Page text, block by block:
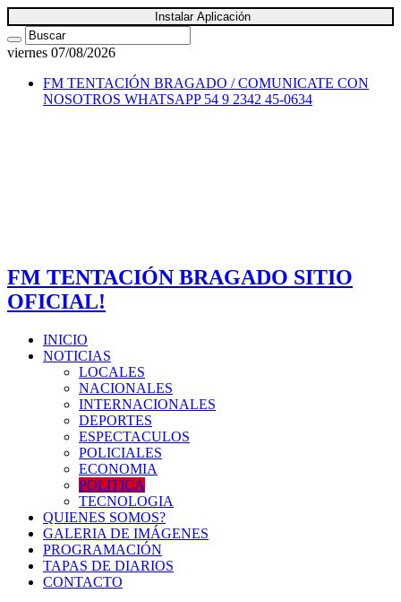
Instalar Aplicación
viernes 07/08/2026
FM TENTACIÓN BRAGADO / COMUNICATE CON
NOSOTROS WHATSAPP 54 9 2342 45-0634
FM TENTACIÓN BRAGADO SITIO
OFICIAL!
INICIO
NOTICIAS
LOCALES
NACIONALES
INTERNACIONALES
DEPORTES
ESPECTACULOS
POLICIALES
ECONOMIA
POLITICA
TECNOLOGIA
QUIENES SOMOS?
GALERIA DE IMÁGENES
PROGRAMACIÓN
TAPAS DE DIARIOS
CONTACTO